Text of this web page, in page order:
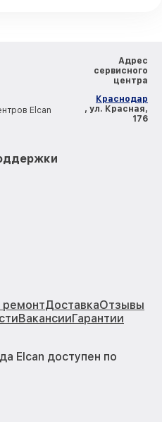
Elcan
Адрес
сервисного
центра
Краснодар
, ул. Красная,
176
ремонтДоставкаОтзывы
ВакансииГарантии
Elcan доступен по